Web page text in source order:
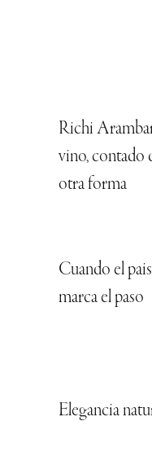
Richi
vino, contado
otra forma
Cuando el
marca el paso
Elegancia